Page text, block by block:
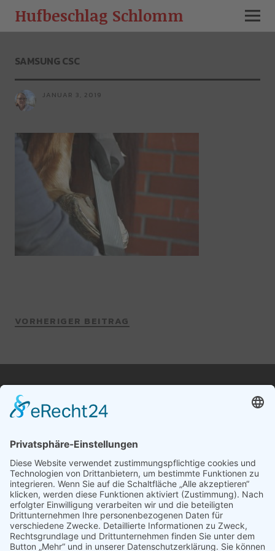
Hufbeschlag Schlomm
SAMSUNG CSC
JANUAR 3, 2019
VORHERIGER BEITRAG
Terminabsprache telefonisch unter
+49 172-4297110